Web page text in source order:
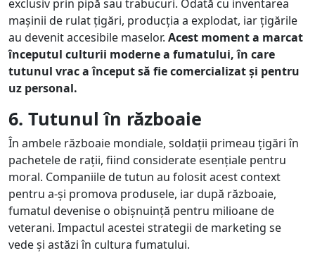
exclusiv prin pipă sau trabucuri. Odată cu inventarea
mașinii de rulat țigări, producția a explodat, iar țigările
au devenit accesibile maselor. Acest moment a marcat
începutul culturii moderne a fumatului, în care
tutunul vrac a început să fie comercializat și pentru
uz personal.
6. Tutunul în războaie
În ambele războaie mondiale, soldații primeau țigări în
pachetele de rații, fiind considerate esențiale pentru
moral. Companiile de tutun au folosit acest context
pentru a-și promova produsele, iar după războaie,
fumatul devenise o obișnuință pentru milioane de
veterani. Impactul acestei strategii de marketing se
vede și astăzi în cultura fumatului.